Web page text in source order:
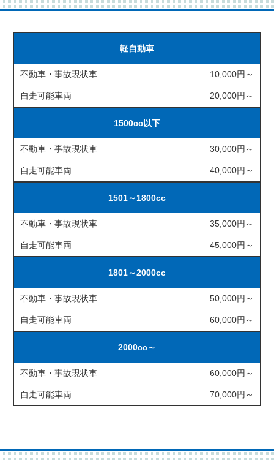
軽自動車
不動車・事故現状車 10,000円～
自走可能車両 20,000円～
1500cc以下
不動車・事故現状車 30,000円～
自走可能車両 40,000円～
1501～1800cc
不動車・事故現状車 35,000円～
自走可能車両 45,000円～
1801～2000cc
不動車・事故現状車 50,000円～
自走可能車両 60,000円～
2000cc～
不動車・事故現状車 60,000円～
自走可能車両 70,000円～